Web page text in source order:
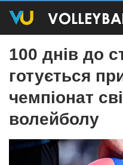
100 днів до
готується
чемпіонат
волейболу